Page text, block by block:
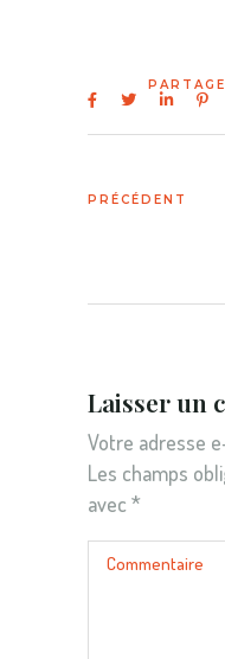
Laisser un
Votre adresse
Les champs
avec*